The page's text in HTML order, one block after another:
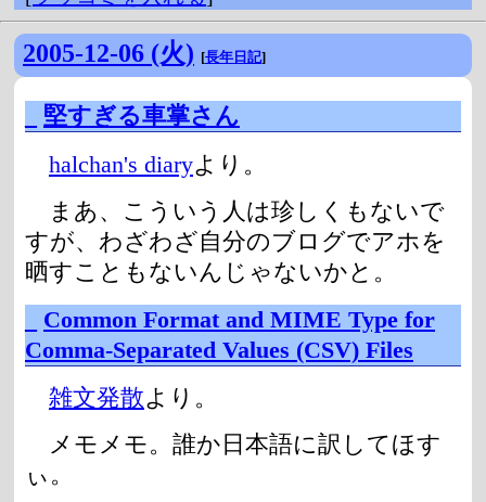
2005-12-06 (火) [長年日記]
堅すぎる車掌さん
halchan's diaryより。
まあ、こういう人は珍しくもないで
すが、わざわざ自分のブログでアホを
晒すこともないんじゃないかと。
Common Format and MIME Type for
Comma-Separated Values (CSV) Files
雑文発散より。
メモメモ。誰か日本語に訳してほす
ぃ。